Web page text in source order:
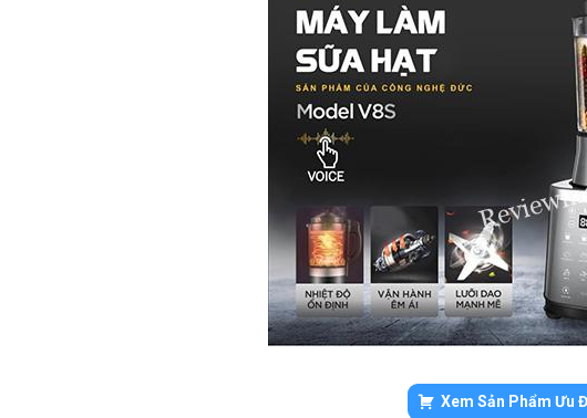
Xem Sản Phẩm Ưu